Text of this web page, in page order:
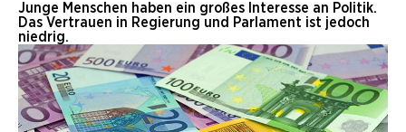
Junge Menschen haben ein großes Interesse an Politik.
Das Vertrauen in Regierung und Parlament ist jedoch
niedrig.